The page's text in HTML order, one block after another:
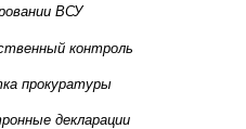
ВСУ
контроль
прокуратуры
декларации